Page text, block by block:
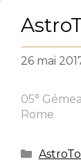
26 mai
05°
Rome